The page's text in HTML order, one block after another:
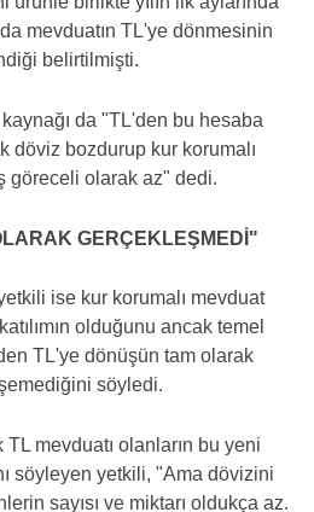
mevduatın TL'ye dönmesinin
belirtilmişti.
kaynağı da "TL'den bu hesaba
döviz bozdurup kur korumalı
göreceli olarak az" dedi.
GERÇEKLEŞMEDİ"
ise kur korumalı mevduat
olduğunu ancak temel
TL'ye dönüşün tam olarak
söyledi.
mevduatı olanların bu yeni
söyleyen yetkili, "Ama dövizini
sayısı ve miktarı oldukça az.